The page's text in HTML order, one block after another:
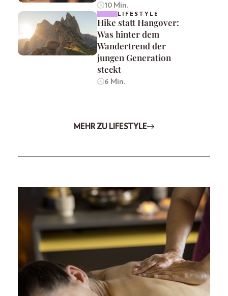
10 Min.
LIFESTYLE
Hike statt Hangover:
Was hinter dem
Wandertrend der
jungen Generation
steckt
6 Min.
MEHR ZU LIFESTYLE